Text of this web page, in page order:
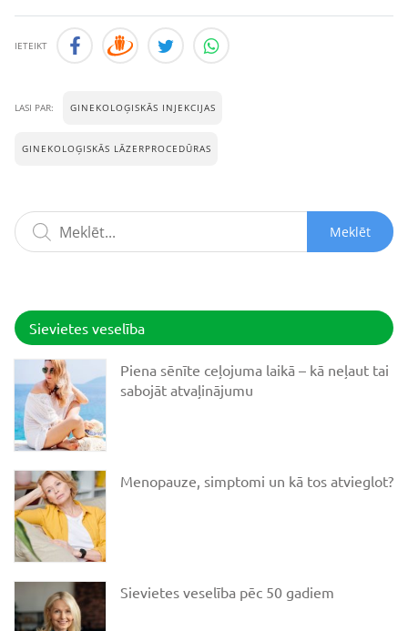
IETEIKT
LASI PAR: GINEKOLOĢISKĀS INJEKCIJAS
GINEKOLOĢISKĀS LĀZERPROCEDŪRAS
Meklēt
Sievietes veselība
Piena sēnīte ceļojuma laikā – kā neļaut tai
sabojāt atvaļinājumu
Menopauze, simptomi un kā tos atvieglot?
Sievietes veselība pēc 50 gadiem